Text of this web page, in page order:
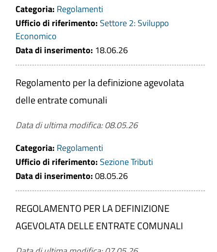
Categoria: Regolamenti
Ufficio di riferimento: Settore 2: Sviluppo
Economico
Data di inserimento: 18.06.26
Regolamento per la definizione agevolata
delle entrate comunali
Data di ultima modifica: 08.05.26
Categoria: Regolamenti
Ufficio di riferimento: Sezione Tributi
Data di inserimento:08.05.26
REGOLAMENTO PER LA DEFINIZIONE
AGEVOLATA DELLE ENTRATE COMUNALI